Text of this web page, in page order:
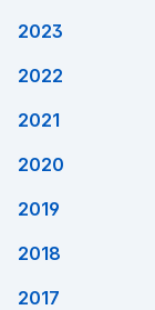
2023
2022
2021
2020
2019
2018
2017